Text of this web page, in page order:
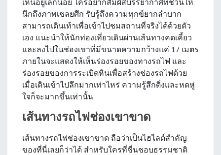
นึกถึงภาพเชลยศึก รับรู้ถึงความทุกข์ยากลำบาก
สามารถเดินเท้าเพื่อเข้าไปชมสถานที่จริงได้ด้วยตัว
เอง แนะนำให้นักท่องเที่ยวเดินผ่านเส้นทางคดเคี้ยว
และลงไปในช่องเขาที่มีขนาดความกว้างแค่ 17 เมตร
ภายในจะแสดงให้เห็นร่องรอยของทางรถไฟ และ
ร่องรอยของการระเบิดหินเพื่อสร้างช่องรถไฟด้วย
เมื่อเดินเข้าไปลึกมากเท่าไหร่ ความรู้สึกดิ่งและหดหู่
ใจก็จะมากขึ้นเท่านั้น
เส้นทางรถไฟช่องเขาขาด
เส้นทางรถไฟช่องเขาขาด ถือว่าเป็นไฮไลต์สำคัญ
ของที่นี่เลยก็ว่าได้ สำหรับใครที่ชื่นชอบธรรมชาติ